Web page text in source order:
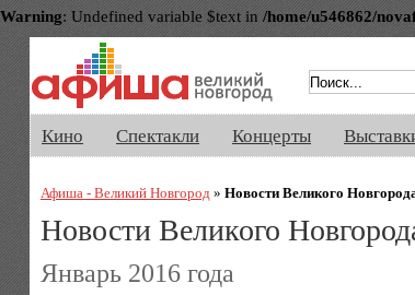
Warning: Undefined variable $text in /home/u546862/
Кино Спектакли Концерты
Афиша - Великий Новгород » Новости Великого
Новости Великого
Январь 2016 года